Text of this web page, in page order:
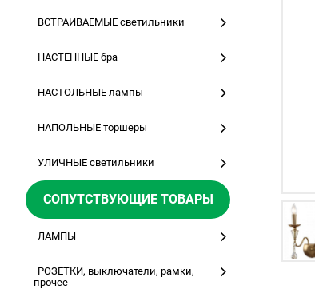
ВСТРАИВАЕМЫЕ светильники
НАСТЕННЫЕ бра
НАСТОЛЬНЫЕ лампы
НАПОЛЬНЫЕ торшеры
УЛИЧНЫЕ светильники
СОПУТСТВУЮЩИЕ ТОВАРЫ
ЛАМПЫ
РОЗЕТКИ, выключатели, рамки,
прочее